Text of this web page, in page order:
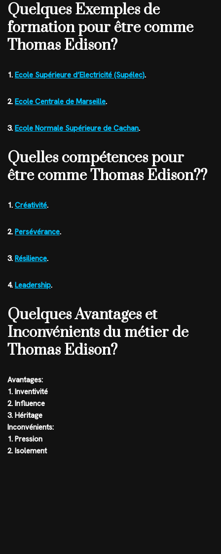
Quelques Exemples de
formation pour être comme
Thomas Edison?
1. Ecole Supérieure d’Electricité (Supélec).
2. Ecole Centrale de Marseille.
3. Ecole Normale Supérieure de Cachan.
Quelles compétences pour
être comme Thomas Edison??
1. Créativité.
2. Persévérance.
3. Résilience.
4. Leadership.
Quelques Avantages et
Inconvénients du métier de
Thomas Edison?
Avantages:
1. Inventivité
2. Influence
3. Héritage
Inconvénients:
1. Pression
2. Isolement